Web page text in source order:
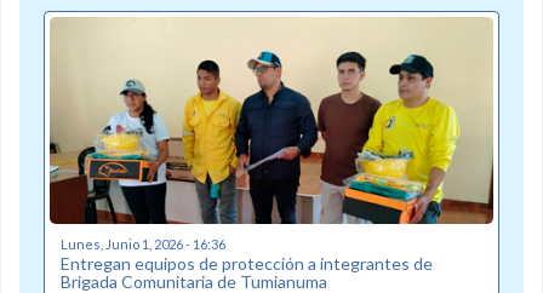
Lunes, Junio 1, 2026 - 16:36
Entregan equipos de protección a integrantes de
Brigada Comunitaria de Tumianuma